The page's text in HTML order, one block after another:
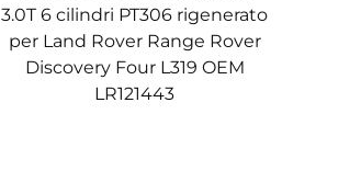
3.0T 6 cilindri PT306 rigenerato
per Land Rover Range Rover
Discovery Four L319 OEM
LR121443